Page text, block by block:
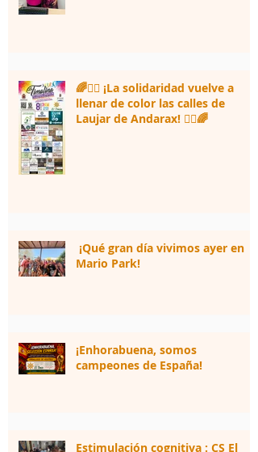
🌈🏃‍♀️ ¡La solidaridad vuelve a
llenar de color las calles de
Laujar de Andarax! 🏃‍♂️🌈
¡Qué gran día vivimos ayer en
Mario Park!
¡Enhorabuena, somos
campeones de España!
Estimulación cognitiva : CS El